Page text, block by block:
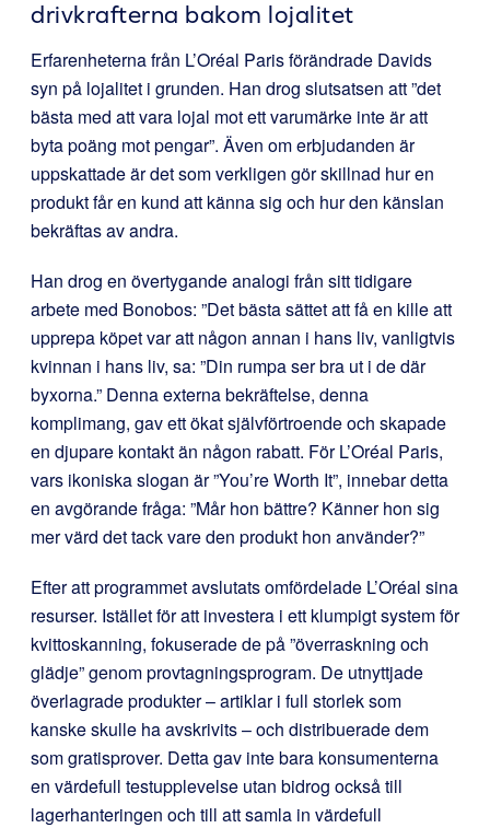
drivkrafterna bakom lojalitet
Erfarenheterna från L’Oréal Paris förändrade Davids
syn på lojalitet i grunden. Han drog slutsatsen att ”det
bästa med att vara lojal mot ett varumärke inte är att
byta poäng mot pengar”. Även om erbjudanden är
uppskattade är det som verkligen gör skillnad hur en
produkt får en kund att känna sig och hur den känslan
bekräftas av andra.
Han drog en övertygande analogi från sitt tidigare
arbete med Bonobos: ”Det bästa sättet att få en kille att
upprepa köpet var att någon annan i hans liv, vanligtvis
kvinnan i hans liv, sa: ”Din rumpa ser bra ut i de där
byxorna.” Denna externa bekräftelse, denna
komplimang, gav ett ökat självförtroende och skapade
en djupare kontakt än någon rabatt. För L’Oréal Paris,
vars ikoniska slogan är ”You’re Worth It”, innebar detta
en avgörande fråga: ”Mår hon bättre? Känner hon sig
mer värd det tack vare den produkt hon använder?”
Efter att programmet avslutats omfördelade L’Oréal sina
resurser. Istället för att investera i ett klumpigt system för
kvittoskanning, fokuserade de på ”överraskning och
glädje” genom provtagningsprogram. De utnyttjade
överlagrade produkter – artiklar i full storlek som
kanske skulle ha avskrivits – och distribuerade dem
som gratisprover. Detta gav inte bara konsumenterna
en värdefull testupplevelse utan bidrog också till
lagerhanteringen och till att samla in värdefull